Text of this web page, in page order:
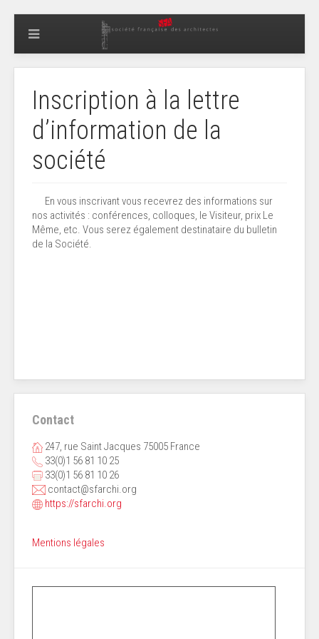
Inscription à la lettre
d’information de la
société
En vous inscrivant vous recevrez des informations sur
nos activités : conférences, colloques, le Visiteur, prix Le
Même, etc. Vous serez également destinataire du bulletin
de la Société.
Contact
247, rue Saint Jacques 75005 France
33(0)1 56 81 10 25
33(0)1 56 81 10 26
contact@sfarchi.org
https://sfarchi.org
Mentions légales